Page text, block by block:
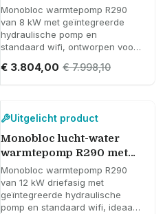
hydraulische pomp en
wifi Samsung EHS 8 kW -
Enkelfasig
Monobloc warmtepomp R290
van 8 kW met geïntegreerde
hydraulische pomp en
standaard wifi, ontworpen voor
met volledige
afstandsbediening.
€ 3.804,00 € 7.998,10
Uitgelicht product
Monobloc lucht-water
warmtepomp R290 met
hydraulische pomp en
wifi Samsung EHS 12 kW -
Driefasig
Monobloc warmtepomp R290
van 12 kW driefasig met
geïntegreerde hydraulische
pomp en standaard wifi, ideaal